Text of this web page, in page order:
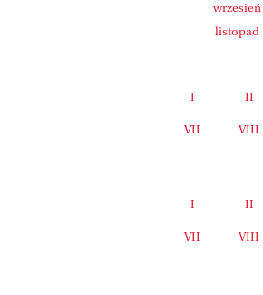
wrzesień
listopad
I II
VII VIII
I II
VII VIII